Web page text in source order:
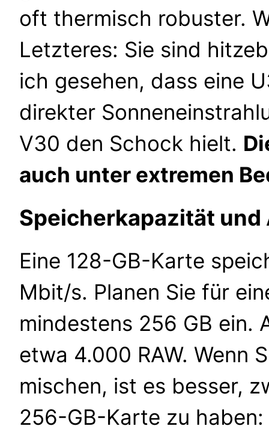
oft thermisch robuster.
Letzteres: Sie sind
ich gesehen, dass eine
direkter
V30 den Schock hielt.
auch unter extremen
Speicherkapazität
Eine 128-GB-Karte
Mbit/s. Planen Sie für
mindestens 256 GB ein.
etwa 4.000 RAW. Wenn
mischen, ist es besser,
256-GB-Karte zu haben: